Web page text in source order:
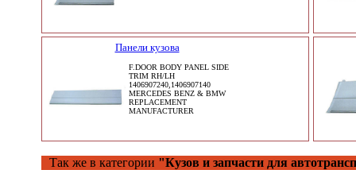
Панели кузова
F.DOOR BODY PANEL SIDE
TRIM RH/LH
1406907240,1406907140
MERCEDES BENZ & BMW
REPLACEMENT
MANUFACTURER
Так же в категории "Кузов и запчасти для